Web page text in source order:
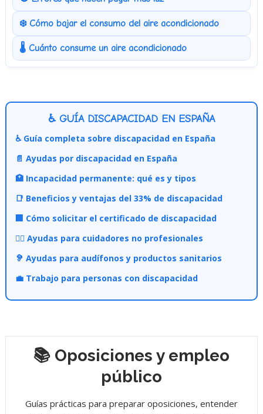
❄️ Cómo bajar el consumo del aire acondicionado
🌡️ Cuánto consume un aire acondicionado
♿ GUÍA DISCAPACIDAD EN ESPAÑA
♿ Guía completa sobre discapacidad en España
📄 Ayudas por discapacidad en España
🏥 Incapacidad permanente: qué es y tipos
📑 Beneficios y ventajas del 33% de discapacidad
🏢 Cómo solicitar el certificado de discapacidad
👩‍⚕️ Ayudas para cuidadores no profesionales
🦻 Ayudas para audífonos y productos sanitarios
💼 Trabajo para personas con discapacidad
📚 Oposiciones y empleo
público
Guías prácticas para preparar oposiciones, entender